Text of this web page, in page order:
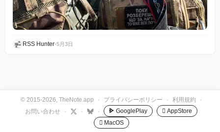
RSS Hunter•5月3日
© 2015-2026, TheNote.app · プライバシーポリシー · 利用規約
·
お問い合わせ
· · · GooglePlay
 AppStore
 MacOS